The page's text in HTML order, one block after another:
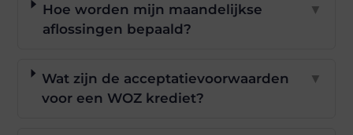
Hoe worden mijn maandelijkse
aflossingen bepaald?
▼
Wat zijn de acceptatievoorwaarden
voor een WOZ krediet?
▼